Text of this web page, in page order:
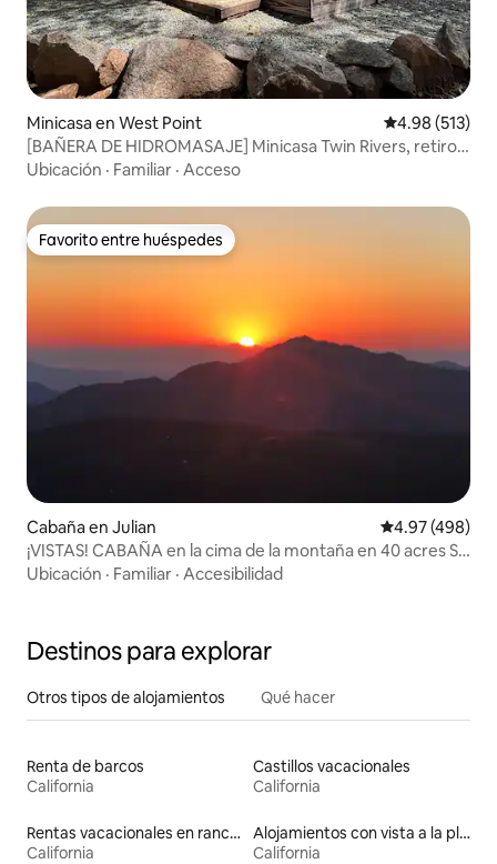
Minicasa en West Point Calificación
4.98 (513)
[BAÑERA DE HIDROMASAJE] Minicasa Twin Rivers, retiro
letón
Ubicación · Familiar · Acceso
Favorito entre huéspedes
Favorito entre huéspedes
Cabaña en Julian Calificación
4.97 (498)
¡VISTAS! CABAÑA en la cima de la montaña en 40 acres Se
admiten mascotas
Ubicación · Familiar · Accesibilidad
Destinos para explorar
Otros tipos de alojamientos Qué hacer
Renta de barcos
California
Castillos vacacionales
California
Rentas vacacionales en ranchos
California
Alojamientos con vista a la playa
California